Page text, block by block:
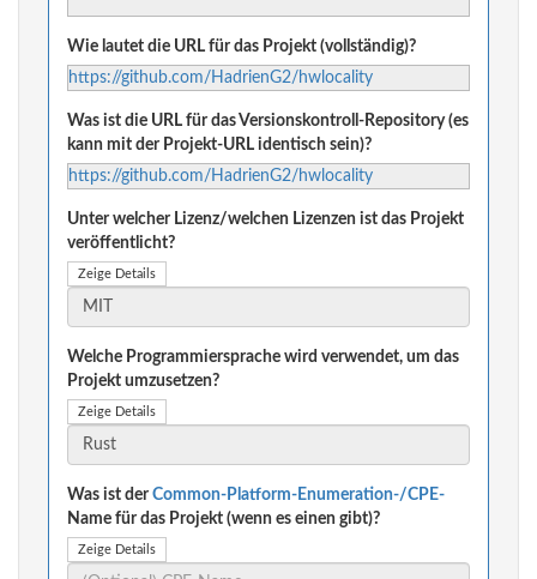
Wie lautet die URL für das Projekt (vollständig)?
https://github.com/HadrienG2/hwlocality
Was ist die URL für das Versionskontroll-Repository (es
kann mit der Projekt-URL identisch sein)?
https://github.com/HadrienG2/hwlocality
Unter welcher Lizenz/welchen Lizenzen ist das Projekt
veröffentlicht?
Zeige Details
Welche Programmiersprache wird verwendet, um das
Projekt umzusetzen?
Zeige Details
Was ist derCommon-Platform-Enumeration-/CPE-
Name für das Projekt (wenn es einen gibt)?
Zeige Details